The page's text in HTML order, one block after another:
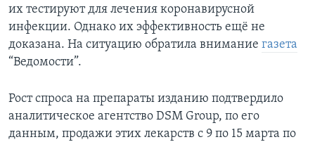
их тестируют для лечения коронавирусной
инфекции. Однако их эффективность ещё не
доказана. На ситуацию обратила внимание газета
“Ведомости”.
Рост спроса на препараты изданию подтвердило
аналитическое агентство DSM Group, по его
данным, продажи этих лекарств с 9 по 15 марта по